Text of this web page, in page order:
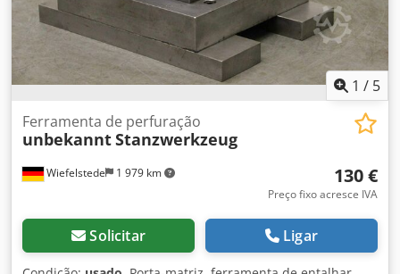
1 / 5
Wiefelstede 1 979 km
Ferramenta de perfuração
unbekanntStanzwerkzeug
130 €
Preço fixo acresce IVA
Solicitar Ligar